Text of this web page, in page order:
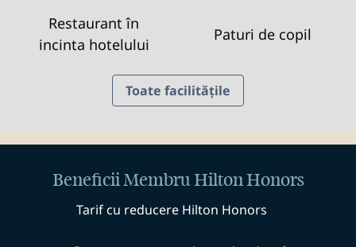
Restaurant în
incinta hotelului
Paturi de copil
Toate facilitățile
Beneficii Membru Hilton Honors
Tarif cu reducere Hilton Honors